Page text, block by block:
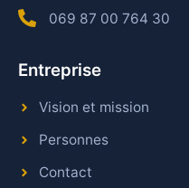
069 87 00 764 30
Entreprise
Vision et mission
Personnes
Contact